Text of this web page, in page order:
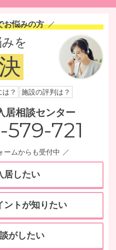
お悩みの方
を
？ 施設の評判は？
居相談センター
579-721
ームからも受付中
居したい
ントが知りたい
がしたい